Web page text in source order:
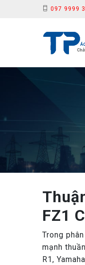
097 9999
FZ1
Trong
mạnh
R1,